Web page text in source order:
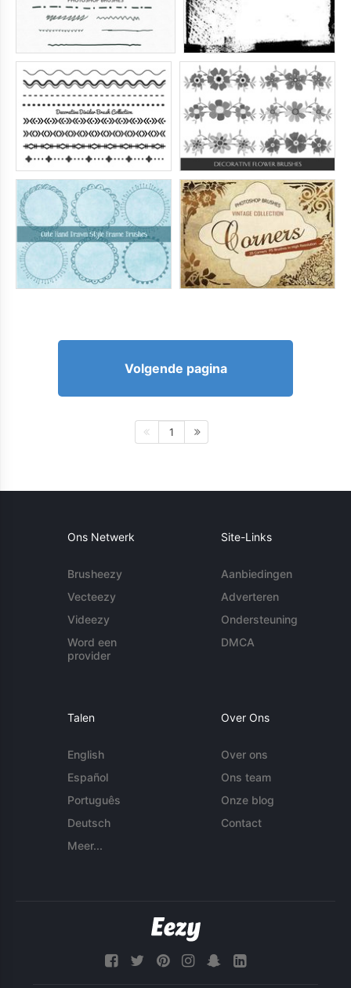
Volgende pagina
1
Ons Netwerk
Brusheezy
Vecteezy
Videezy
Word een
provider
Site-Links
Aanbiedingen
Adverteren
Ondersteuning
DMCA
Talen
English
Español
Português
Deutsch
Meer...
Over Ons
Over ons
Ons team
Onze blog
Contact